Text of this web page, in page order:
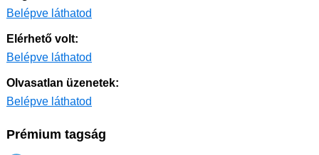
Belépve láthatod
Elérhető volt:
Belépve láthatod
Olvasatlan üzenetek:
Belépve láthatod
Prémium tagság